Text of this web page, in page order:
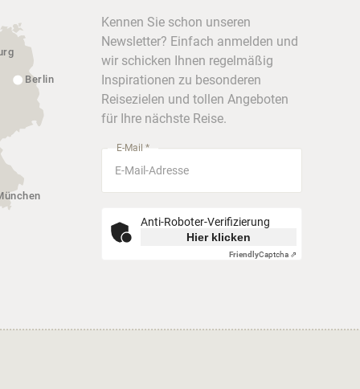
Berlin
Kennen Sie schon unseren
Newsletter? Einfach anmelden und
wir schicken Ihnen regelmäßig
Inspirationen zu besonderen
Reisezielen und tollen Angeboten
für Ihre nächste Reise.
E-Mail *
Anti-Roboter-Verifizierung
Hier klicken
FriendlyCaptcha ⇗